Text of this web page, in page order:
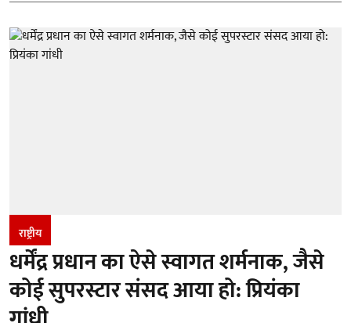
राष्ट्रीय
धर्मेंद्र प्रधान का ऐसे स्वागत शर्मनाक, जैसे
कोई सुपरस्टार संसद आया हो: प्रियंका